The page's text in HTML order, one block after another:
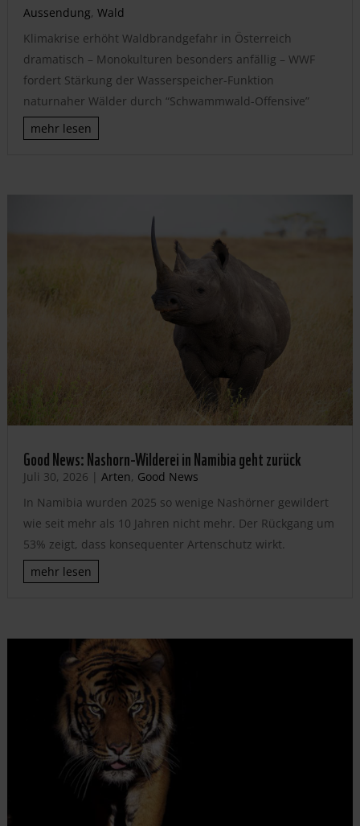
Aussendung, Wald
Klimakrise erhöht Waldbrandgefahr in Österreich
dramatisch – Monokulturen besonders anfällig – WWF
fordert Stärkung der Wasserspeicher-Funktion
naturnaher Wälder durch “Schwammwald-Offensive”
mehr lesen
Good News: Nashorn-Wilderei in Namibia geht zurück
Juli 30, 2026 | Arten, Good News
In Namibia wurden 2025 so wenige Nashörner gewildert
wie seit mehr als 10 Jahren nicht mehr. Der Rückgang um
53% zeigt, dass konsequenter Artenschutz wirkt.
mehr lesen